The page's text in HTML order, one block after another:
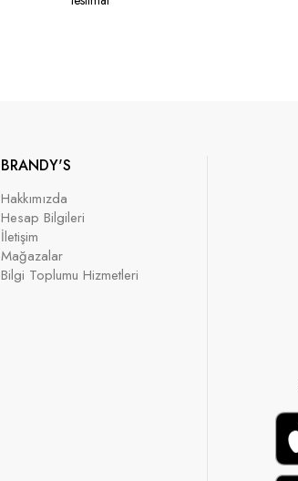
BRANDY'S
Hakkımızda
Hesap Bilgileri
İletişim
Mağazalar
Bilgi Toplumu Hizmetleri